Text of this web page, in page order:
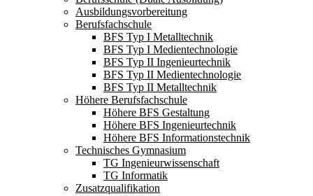
Ausbildungsvorbereitung
Berufsfachschule
BFS Typ I Metalltechnik
BFS Typ I Medientechnologie
BFS Typ II Ingenieurtechnik
BFS Typ II Medientechnologie
BFS Typ II Metalltechnik
Höhere Berufsfachschule
Höhere BFS Gestaltung
Höhere BFS Ingenieurtechnik
Höhere BFS Informationstechnik
Technisches Gymnasium
TG Ingenieurwissenschaft
TG Informatik
Zusatzqualifikation